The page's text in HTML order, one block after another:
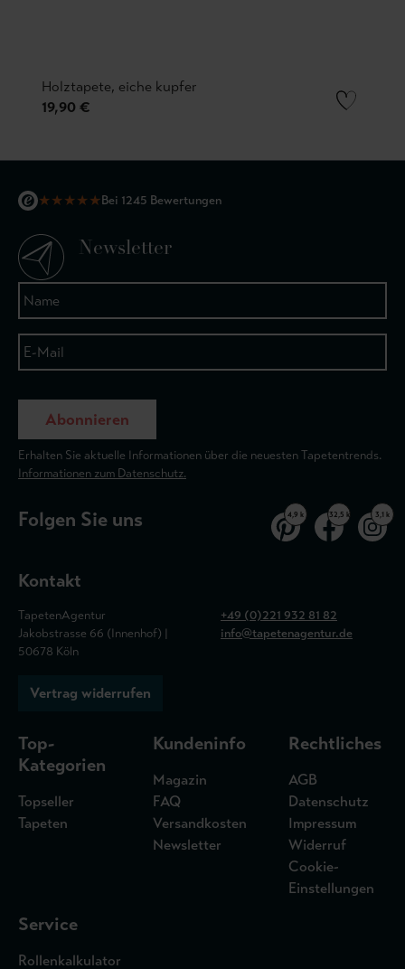
Holztapete, eiche kupfer
19,90 €
★★★★★Bei 1245 Bewertungen
Newsletter
Abonnieren
Erhalten Sie aktuelle Informationen über die neuesten Tapetentrends.
Informationen zum Datenschutz.
Folgen Sie uns 4,9 k 32,5 k 3,1 k
Kontakt
TapetenAgentur
Jakobstrasse 66 (Innenhof) |
50678 Köln
+49 (0)221 932 81 82
info@tapetenagentur.de
Vertrag widerrufen
Top-
Kategorien
Topseller
Tapeten
Kundeninfo
Magazin
FAQ
Versandkosten
Newsletter
Rechtliches
AGB
Datenschutz
Impressum
Widerruf
Cookie-
Einstellungen
Service
Rollenkalkulator